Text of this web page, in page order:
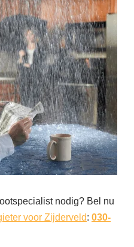
nodig? Bel nu
voor Zijderveld: 030-